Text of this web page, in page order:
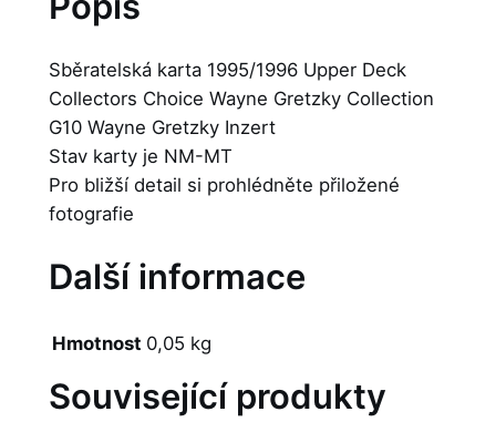
Sběratelská karta 1995/1996 Upper Deck
Collectors Choice Wayne Gretzky Collection
G10 Wayne Gretzky Inzert
Stav karty je NM-MT
Pro bližší detail si prohlédněte přiložené
fotografie
Další informace
Hmotnost 0,05 kg
Související produkty